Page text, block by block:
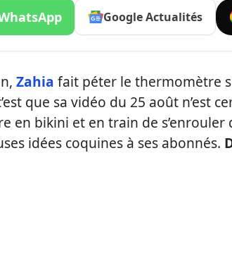
Google Actualités
Zahia fait péter le thermomètre
que sa vidéo du 25 août n’est
en bikini et en train de
idées coquines à ses abonnés.